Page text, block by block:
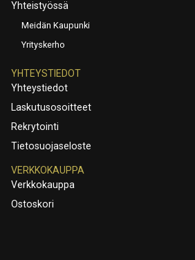
Yhteistyössä
Meidän Kaupunki
Yrityskerho
YHTEYSTIEDOT
Yhteystiedot
Laskutusosoitteet
Rekrytointi
Tietosuojaseloste
VERKKOKAUPPA
Verkkokauppa
Ostoskori